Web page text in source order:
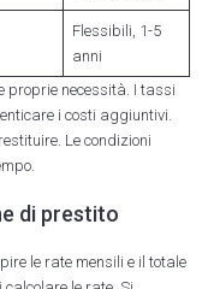
Flessibili, 1-5
anni
proprie necessità. I tassi
i costi aggiuntivi.
Le condizioni
di prestito
le rate mensili e il totale